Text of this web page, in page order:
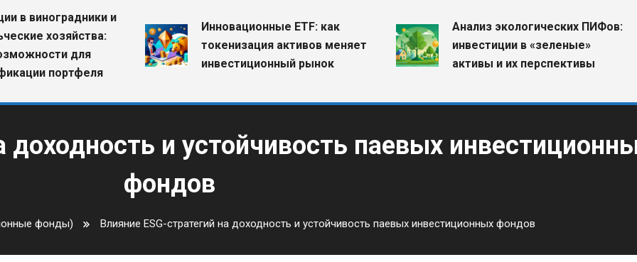
и
хозяйства:
для
портфеля
Инновационные ETF: как
токенизация активов меняет
инвестиционный рынок
Анализ экологических ПИФов:
инвестиции в «зеленые»
активы и их перспективы
доходность и устойчивость паевых
фондов
фонды) Влияние ESG-стратегий на доходность и устойчивость паевых инвестиционных фондов